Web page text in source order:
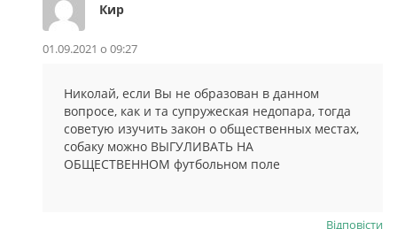
Кир
01.09.2021 о 09:27
Николай, если Вы не образован в данном
вопросе, как и та супружеская недопара, тогда
советую изучить закон о общественных местах,
собаку можно ВЫГУЛИВАТЬ НА
ОБЩЕСТВЕННОМ футбольном поле
Відповіcти